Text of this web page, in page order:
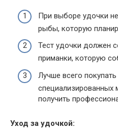
При выборе удочки
рыбы, которую
Тест удочки должен
приманки, которую
Лучше всего
специализированных
получить
Уход за удочкой: